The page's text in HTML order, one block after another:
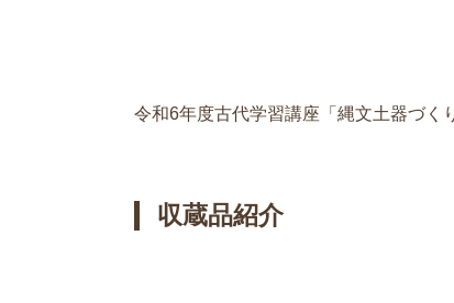
令和6年度古代学習講座「縄文土器づ
収蔵品紹介